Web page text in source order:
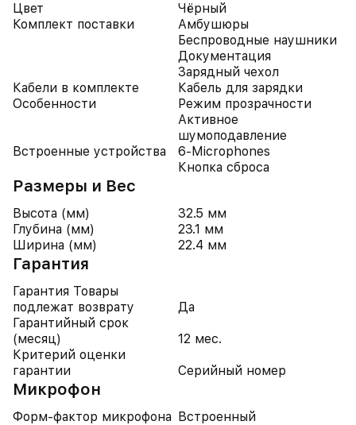
Цвет
Чёрный
Комплект поставки
Амбушюры
Беспроводные наушники
Документация
Зарядный чехол
Кабели в комплекте
Кабель для зарядки
Особенности
Режим прозрачности
Активное
шумоподавление
Встроенные устройства
6-Microphones
Кнопка сброса
Размеры и Вес
Высота (мм)
32.5 мм
Глубина (мм)
23.1 мм
Ширина (мм)
22.4 мм
Гарантия
Гарантия Товары
подлежат возврату
Да
Гарантийный срок
(месяц)
12 мес.
Критерий оценки
гарантии
Серийный номер
Микрофон
Форм-фактор микрофона Встроенный